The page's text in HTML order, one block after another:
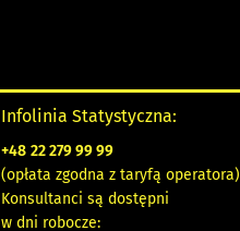
Infolinia Statystyczna:
+48 22 279 99 99
(opłata zgodna z taryfą operatora)
Konsultanci są dostępni
w dni robocze: